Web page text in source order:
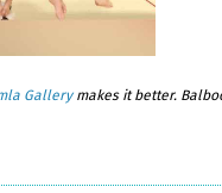
Gallerymakes it better.